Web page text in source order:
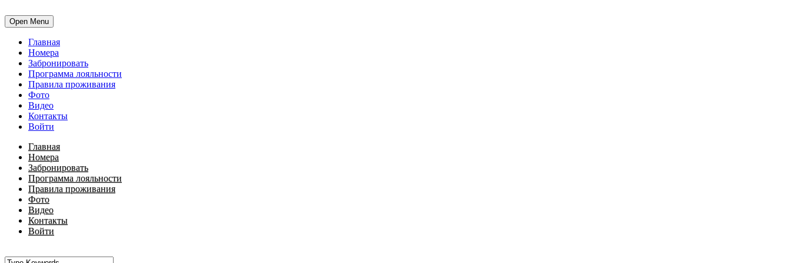
Open Menu
Главная
Номера
Забронировать
Программа лояльности
Правила проживания
Фото
Видео
Контакты
Войти
Главная
Номера
Забронировать
Программа лояльности
Правила проживания
Фото
Видео
Контакты
Войти